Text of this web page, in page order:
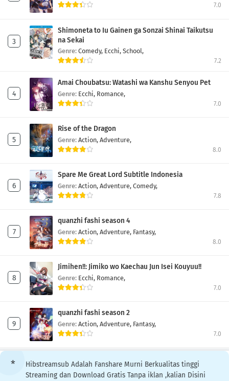
7.0
Shimoneta to Iu Gainen ga Sonzai Shinai Taikutsu
na Sekai
Genre: Comedy, Ecchi, School,
7.2
Amai Choubatsu: Watashi wa Kanshu Senyou Pet
Genre: Ecchi, Romance,
7.0
Rise of the Dragon
Genre: Action, Adventure,
8.0
Spare Me Great Lord Subtitle Indonesia
Genre: Action, Adventure, Comedy,
7.8
quanzhi fashi season 4
Genre: Action, Adventure, Fantasy,
8.0
Jimihen!!: Jimiko wo Kaechau Jun Isei Kouyuu!!
Genre: Ecchi, Romance,
7.0
quanzhi fashi season 2
Genre: Action, Adventure, Fantasy,
7.0
Hibstreamsub Adalah Fanshare Murni Berkualitas tinggi
Streaming dan Download Gratis Tanpa iklan ,kalian Disini